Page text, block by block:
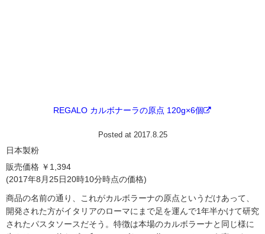
REGALO カルボナーラの原点 120g×6個
Posted at 2017.8.25
日本製粉
販売価格 ￥1,394
(2017年8月25日20時10分時点の価格)
商品の名前の通り、これがカルボラーナの原点というだけあって、
開発された方がイタリアのローマにまで足を運んで1年半かけて研究
されたパスタソースだそう。特徴は本場のカルボラーナと同じ様に